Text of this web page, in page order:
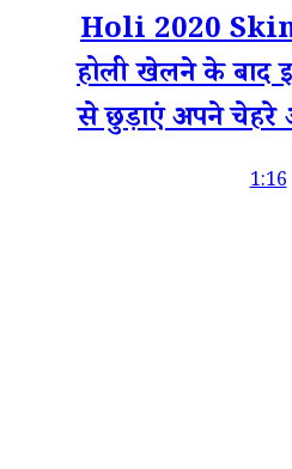
Holi 2020
होली खेलने के बाद
से छुड़ाएं अपने चेहरे
1:16